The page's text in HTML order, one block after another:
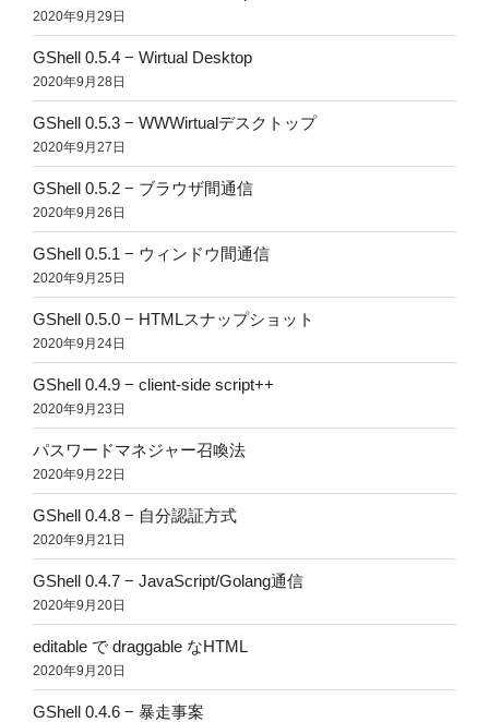
2020年9月29日
GShell 0.5.4 − Wirtual Desktop
2020年9月28日
GShell 0.5.3 − WWWirtualデスクトップ
2020年9月27日
GShell 0.5.2 − ブラウザ間通信
2020年9月26日
GShell 0.5.1 − ウィンドウ間通信
2020年9月25日
GShell 0.5.0 − HTMLスナップショット
2020年9月24日
GShell 0.4.9 − client-side script++
2020年9月23日
パスワードマネジャー召喚法
2020年9月22日
GShell 0.4.8 − 自分認証方式
2020年9月21日
GShell 0.4.7 − JavaScript/Golang通信
2020年9月20日
editable で draggable なHTML
2020年9月20日
GShell 0.4.6 − 暴走事案